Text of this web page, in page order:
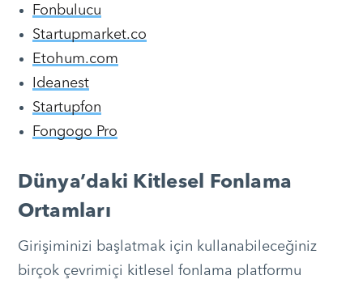
Fonbulucu
Startupmarket.co
Etohum.com
Ideanest
Startupfon
Fongogo Pro
Dünya’daki Kitlesel Fonlama
Ortamları
Girişiminizi başlatmak için kullanabileceğiniz
birçok çevrimiçi kitlesel fonlama platformu